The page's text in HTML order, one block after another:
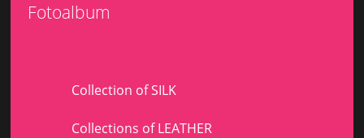
Fotoalbum
Collection of SILK
Collections of LEATHER